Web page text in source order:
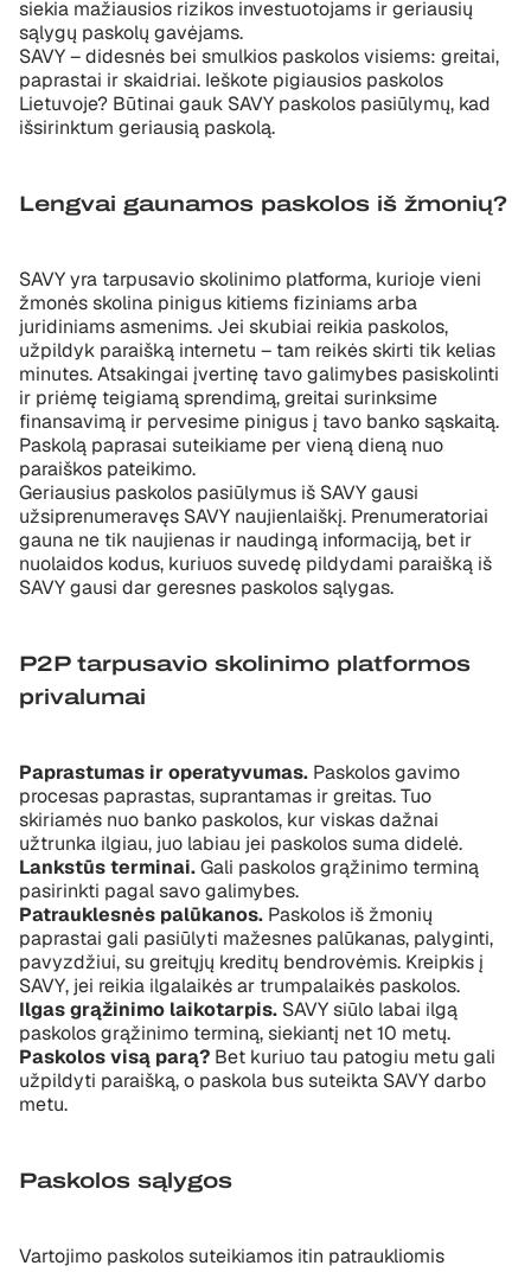
siekia mažiausios rizikos investuotojams ir geriausių
sąlygų paskolų gavėjams.
SAVY – didesnės bei smulkios paskolos visiems: greitai,
paprastai ir skaidriai. Ieškote pigiausios paskolos
Lietuvoje? Būtinai gauk SAVY paskolos pasiūlymų, kad
išsirinktum geriausią paskolą.
Lengvai gaunamos paskolos iš žmonių?
SAVY yra tarpusavio skolinimo platforma, kurioje vieni
žmonės skolina pinigus kitiems fiziniams arba
juridiniams asmenims. Jei skubiai reikia paskolos,
užpildyk paraišką internetu – tam reikės skirti tik kelias
minutes. Atsakingai įvertinę tavo galimybes pasiskolinti
ir priėmę teigiamą sprendimą, greitai surinksime
finansavimą ir pervesime pinigus į tavo banko sąskaitą.
Paskolą paprasai suteikiame per vieną dieną nuo
paraiškos pateikimo.
Geriausius paskolos pasiūlymus iš SAVY gausi
užsiprenumeravęs SAVY naujienlaiškį. Prenumeratoriai
gauna ne tik naujienas ir naudingą informaciją, bet ir
nuolaidos kodus, kuriuos suvedę pildydami paraišką iš
SAVY gausi dar geresnes paskolos sąlygas.
P2P tarpusavio skolinimo platformos
privalumai
Paprastumas ir operatyvumas. Paskolos gavimo
procesas paprastas, suprantamas ir greitas. Tuo
skiriamės nuo banko paskolos, kur viskas dažnai
užtrunka ilgiau, juo labiau jei paskolos suma didelė.
Lankstūs terminai.Gali paskolos grąžinimo terminą
pasirinkti pagal savo galimybes.
Patrauklesnės palūkanos. Paskolos iš žmonių
paprastai gali pasiūlyti mažesnes palūkanas, palyginti,
pavyzdžiui, su greitųjų kreditų bendrovėmis. Kreipkis į
SAVY, jei reikia ilgalaikės ar trumpalaikės paskolos.
Ilgas grąžinimo laikotarpis. SAVY siūlo labai ilgą
paskolos grąžinimo terminą, siekiantį net 10 metų.
Paskolos visą parą? Bet kuriuo tau patogiu metu gali
užpildyti paraišką, o paskola bus suteikta SAVY darbo
metu.
Paskolos sąlygos
Vartojimo paskolos suteikiamos itin patraukliomis